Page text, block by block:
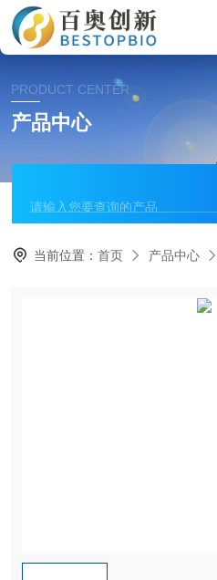
PRODUCT CENTER
产品中心
当前位置：首页 产品中心